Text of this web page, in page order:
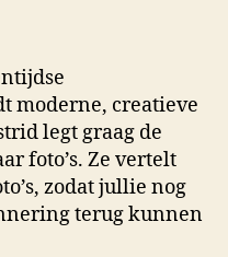
moderne, creatieve
legt graag de
foto’s. Ze vertelt
zodat jullie nog
terug kunnen